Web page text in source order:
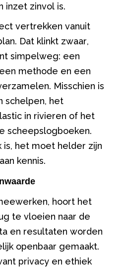
inzet zinvol is.
vertrekken vanuit
Dat klinkt zwaar,
simpelweg: een
methode en een
Misschien is
schelpen, het
in rivieren of het
scheepslogboeken.
is, het moet helder zijn
kennis.
hoort het
te vloeien naar de
en resultaten worden
openbaar gemaakt.
privacy en ethiek